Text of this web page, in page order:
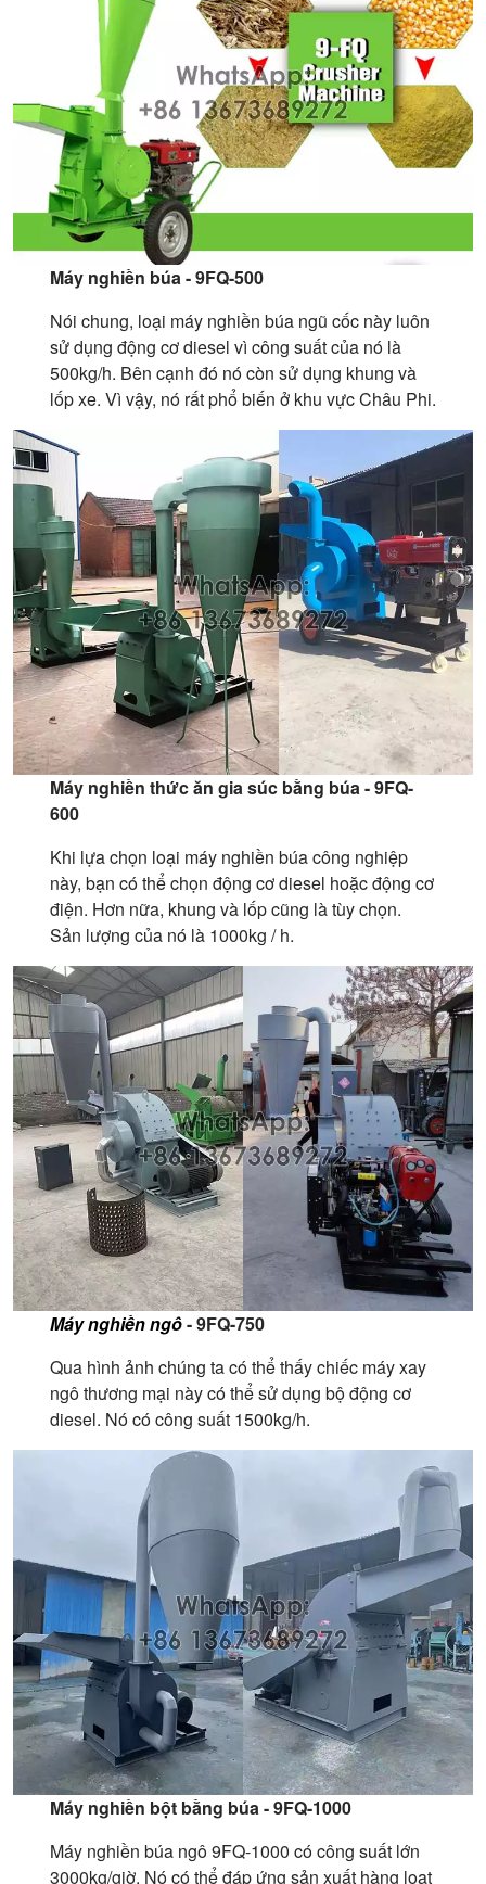
Máy nghiền búa - 9FQ-500
Nói chung, loại máy nghiền búa ngũ cốc này luôn
sử dụng động cơ diesel vì công suất của nó là
500kg/h. Bên cạnh đó nó còn sử dụng khung và
lốp xe. Vì vậy, nó rất phổ biến ở khu vực Châu Phi.
Máy nghiền thức ăn gia súc bằng búa - 9FQ-
600
Khi lựa chọn loại máy nghiền búa công nghiệp
này, bạn có thể chọn động cơ diesel hoặc động cơ
điện. Hơn nữa, khung và lốp cũng là tùy chọn.
Sản lượng của nó là 1000kg / h.
Máy nghiền ngô- 9FQ-750
Qua hình ảnh chúng ta có thể thấy chiếc máy xay
ngô thương mại này có thể sử dụng bộ động cơ
diesel. Nó có công suất 1500kg/h.
Máy nghiền bột bằng búa - 9FQ-1000
Máy nghiền búa ngô 9FQ-1000 có công suất lớn
3000kg/giờ. Nó có thể đáp ứng sản xuất hàng loạt